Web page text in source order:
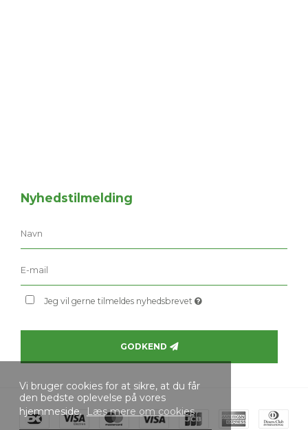
Vi bruger cookies for at sikre, at du får
den bedste oplevelse på vores
hjemmeside. Læs mere om cookies
Nyhedstilmelding
Jeg vil gerne tilmeldes nyhedsbrevet
GODKEND